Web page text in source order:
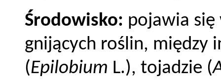
Środowisko: pojawia się
gnijących roślin, między
(Epilobium L.), tojadzie (